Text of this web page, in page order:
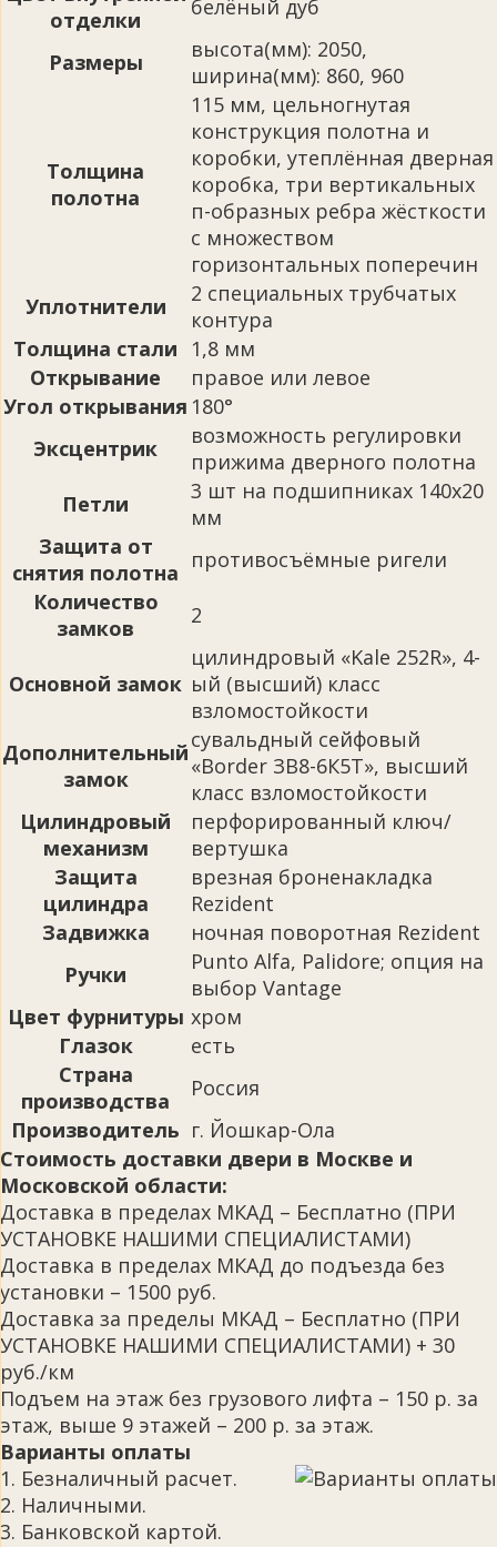
отделки
белёный дуб
Размеры
высота(мм): 2050,
ширина(мм): 860, 960
Толщина
полотна
115 мм, цельногнутая
конструкция полотна и
коробки, утеплённая дверная
коробка, три вертикальных
п-образных ребра жёсткости
с множеством
горизонтальных поперечин
Уплотнители
2 специальных трубчатых
контура
Толщина стали
1,8 мм
Открывание
правое или левое
Угол открывания 180°
Эксцентрик
возможность регулировки
прижима дверного полотна
Петли
3 шт на подшипниках 140х20
мм
Защита от
снятия полотна противосъёмные ригели
Количество
замков
2
Основной замок
цилиндровый «Kale 252R», 4-
ый (высший) класс
взломостойкости
Дополнительный
замок
сувальдный сейфовый
«Border ЗВ8-6К5Т», высший
класс взломостойкости
Цилиндровый
механизм
перфорированный ключ/
вертушка
Защита
цилиндра
врезная броненакладка
Rezident
Задвижка
ночная поворотная Rezident
Ручки
Punto Alfa, Palidore; опция на
выбор Vantage
Цвет фурнитуры хром
Глазок
есть
Страна
производства
Россия
Производитель г. Йошкар-Ола
Стоимость доставки двери в Москве и
Московской области:
Доставка в пределах МКАД – Бесплатно (ПРИ
УСТАНОВКЕ НАШИМИ СПЕЦИАЛИСТАМИ)
Доставка в пределах МКАД до подъезда без
установки – 1500 руб.
Доставка за пределы МКАД – Бесплатно (ПРИ
УСТАНОВКЕ НАШИМИ СПЕЦИАЛИСТАМИ) + 30
руб./км
Подъем на этаж без грузового лифта – 150 р. за
этаж, выше 9 этажей – 200 р. за этаж.
Варианты оплаты
1. Безналичный расчет.
2. Наличными.
3. Банковской картой.